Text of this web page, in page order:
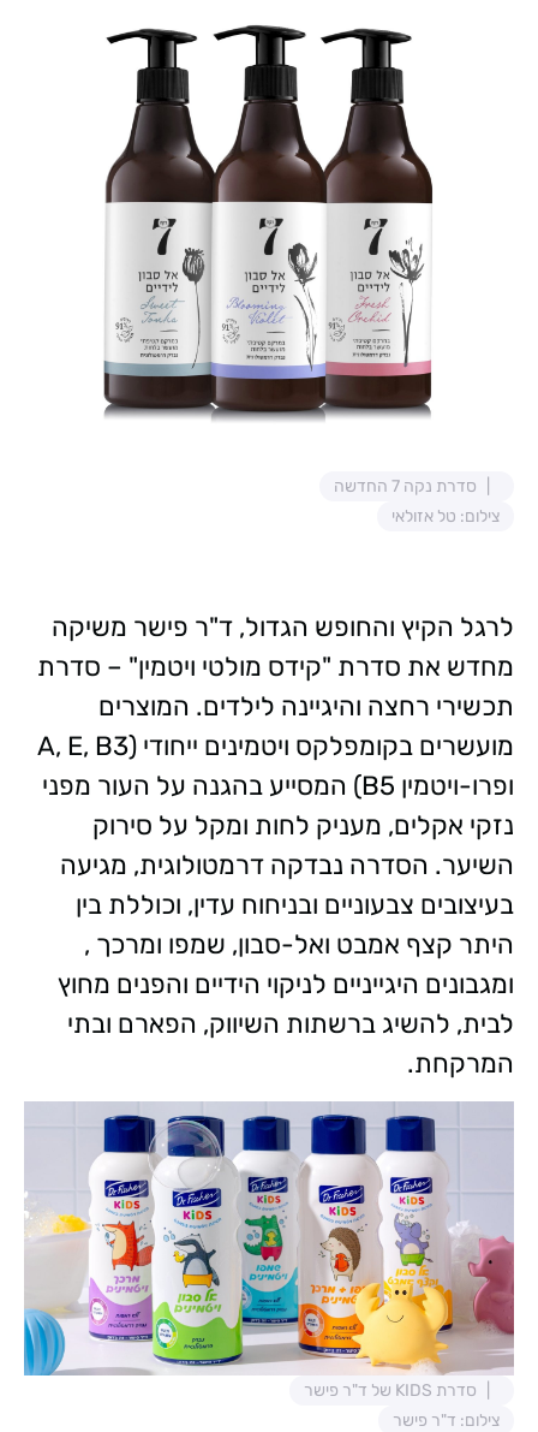
סדרת נקה 7 החדשה
צילום: טל אזולאי
לרגל הקיץ והחופש הגדול, ד"ר פישר משיקה
מחדש את סדרת "קידס מולטי ויטמין" – סדרת
תכשירי רחצה והיגיינה לילדים. המוצרים
מועשרים בקומפלקס ויטמינים ייחודי (A, E, B3
ופרו-ויטמין B5) המסייע בהגנה על העור מפני
נזקי אקלים, מעניק לחות ומקל על סירוק
השיער. הסדרה נבדקה דרמטולוגית, מגיעה
בעיצובים צבעוניים ובניחוח עדין, וכוללת בין
היתר קצף אמבט ואל-סבון, שמפו ומרכך ,
ומגבונים היגייניים לניקוי הידיים והפנים מחוץ
לבית, להשיג ברשתות השיווק, הפארם ובתי
המרקחת.
סדרת KIDS של ד"ר פישר
צילום: ד"ר פישר